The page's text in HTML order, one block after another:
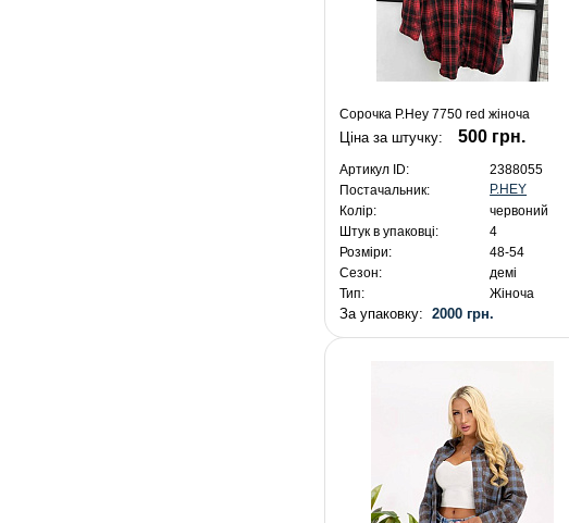
Сорочка P.Hey 7750 red жіноча
Ціна за штучку: 500 грн.
Артикул ID:
2388055
Постачальник:
P.HEY
Колір:
червоний
Штук в упаковці:
4
Розміри:
48-54
Сезон:
демі
Тип:
Жіноча
За упаковку:2000 грн.